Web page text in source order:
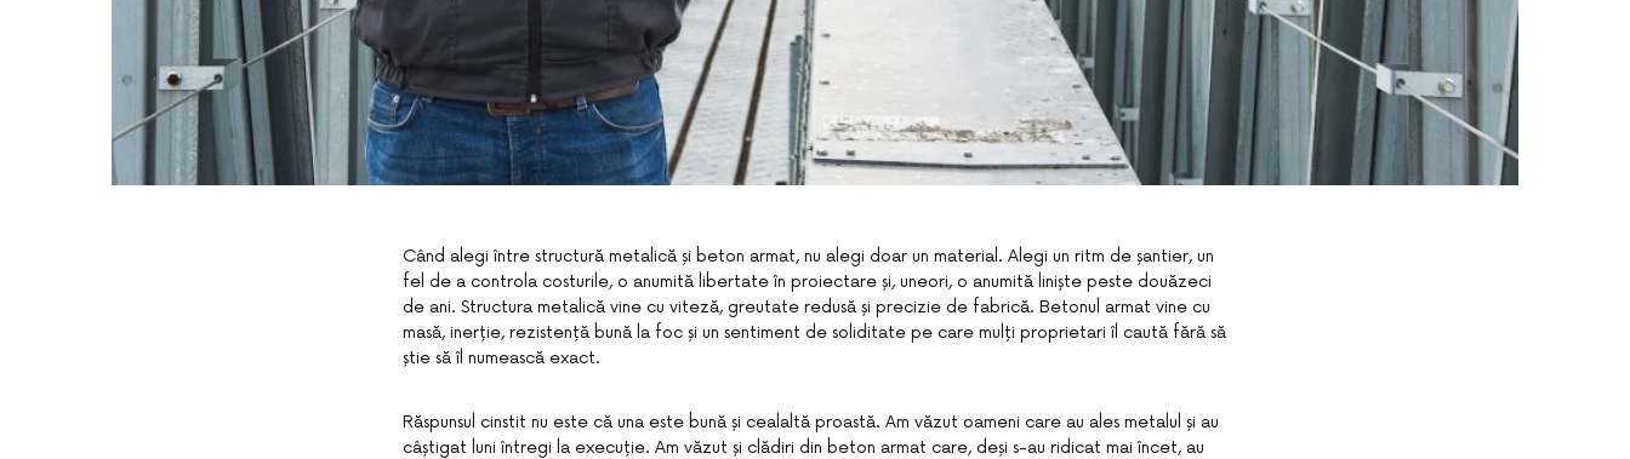
Când alegi între structură metalică și beton armat, nu alegi doar un material. Alegi un ritm de șantier, un
fel de a controla costurile, o anumită libertate în proiectare și, uneori, o anumită liniște peste douăzeci
de ani. Structura metalică vine cu viteză, greutate redusă și precizie de fabrică. Betonul armat vine cu
masă, inerție, rezistență bună la foc și un sentiment de soliditate pe care mulți proprietari îl caută fără să
știe să îl numească exact.
Răspunsul cinstit nu este că una este bună și cealaltă proastă. Am văzut oameni care au ales metalul și au
câștigat luni întregi la execuție. Am văzut și clădiri din beton armat care, deși s-au ridicat mai încet, au